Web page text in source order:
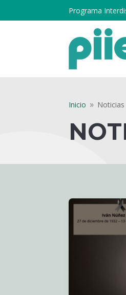
Programa
Inicio 9 Noticias